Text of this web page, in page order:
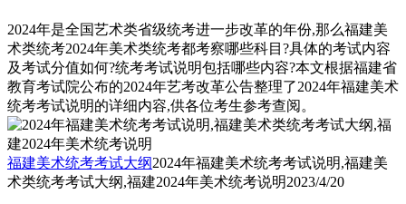
2024年是全国艺术类省级统考进一步改革的年份,那么福建美
术类统考2024年美术类统考都考察哪些科目?具体的考试内容
及考试分值如何?统考考试说明包括哪些内容?本文根据福建省
教育考试院公布的2024年艺考改革公告整理了2024年福建美术
统考考试说明的详细内容,供各位考生参考查阅。
福建美术统考考试大纲2024年福建美术统考考试说明,福建美
术类统考考试大纲,福建2024年美术统考说明2023/4/20